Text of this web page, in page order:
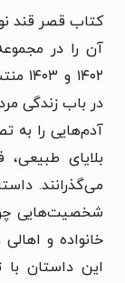
کتاب قصر قند
آن را در
در باب زندگی
آدم‌هایی را به
بلایای
می‌گذرانند.
شخصیت‌هایی
خانواده و
این داستان با